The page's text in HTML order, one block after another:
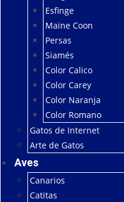
Esfinge
Maine Coon
Persas
Siamés
Color Calico
Color Carey
Color Naranja
Color Romano
Gatos de Internet
Arte de Gatos
Aves
Canarios
Catitas